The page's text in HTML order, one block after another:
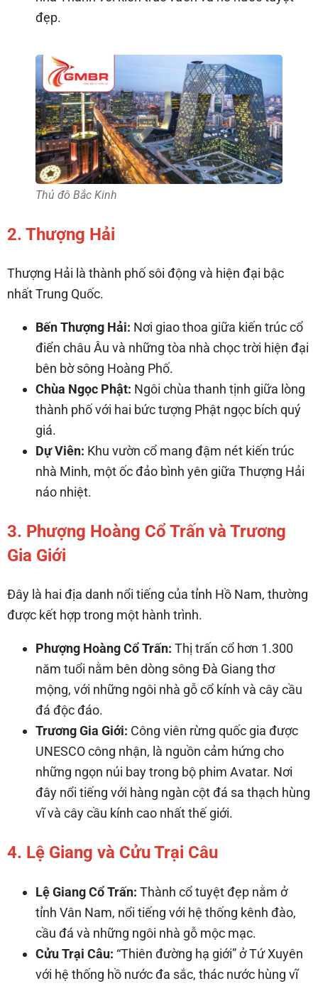
đẹp.
Thủ đô Bắc Kinh
2. Thượng Hải
Thượng Hải là thành phố sôi động và hiện đại bậc
nhất Trung Quốc.
Bến Thượng Hải: Nơi giao thoa giữa kiến trúc cổ
điển châu Âu và những tòa nhà chọc trời hiện đại
bên bờ sông Hoàng Phố.
Chùa Ngọc Phật: Ngôi chùa thanh tịnh giữa lòng
thành phố với hai bức tượng Phật ngọc bích quý
giá.
Dự Viên: Khu vườn cổ mang đậm nét kiến trúc
nhà Minh, một ốc đảo bình yên giữa Thượng Hải
náo nhiệt.
3. Phượng Hoàng Cổ Trấn và Trương
Gia Giới
Đây là hai địa danh nổi tiếng của tỉnh Hồ Nam, thường
được kết hợp trong một hành trình.
Phượng Hoàng Cổ Trấn: Thị trấn cổ hơn 1.300
năm tuổi nằm bên dòng sông Đà Giang thơ
mộng, với những ngôi nhà gỗ cổ kính và cây cầu
đá độc đáo.
Trương Gia Giới: Công viên rừng quốc gia được
UNESCO công nhận, là nguồn cảm hứng cho
những ngọn núi bay trong bộ phim Avatar. Nơi
đây nổi tiếng với hàng ngàn cột đá sa thạch hùng
vĩ và cây cầu kính cao nhất thế giới.
4. Lệ Giang và Cửu Trại Câu
Lệ Giang Cổ Trấn: Thành cổ tuyệt đẹp nằm ở
tỉnh Vân Nam, nổi tiếng với hệ thống kênh đào,
cầu đá và những ngôi nhà gỗ mộc mạc.
Cửu Trại Câu: “Thiên đường hạ giới” ở Tứ Xuyên
với hệ thống hồ nước đa sắc, thác nước hùng vĩ